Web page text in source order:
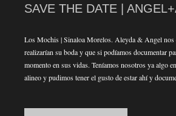
SAVE THE DATE |
Los Mochis | Sinaloa Morelos. Aleyda & Angel nos
realizarían su boda y que si podíamos documentar
momento en sus vidas. Teníamos nosotros ya algo
alineo y pudimos tener el gusto de estar ahí y